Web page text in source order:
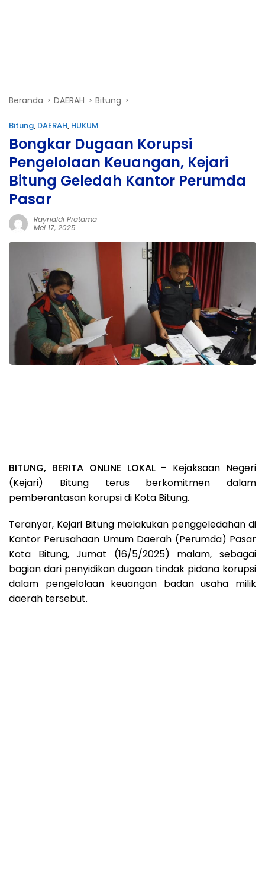
Beranda DAERAH Bitung
Bitung, DAERAH, HUKUM
Bongkar Dugaan Korupsi
Pengelolaan Keuangan, Kejari
Bitung Geledah Kantor Perumda
Pasar
Raynaldi Pratama
Mei 17, 2025
BITUNG, BERITA ONLINE LOKAL– Kejaksaan Negeri
(Kejari) Bitung terus berkomitmen dalam
pemberantasan korupsi di Kota Bitung.
Teranyar, Kejari Bitung melakukan penggeledahan di
Kantor Perusahaan Umum Daerah (Perumda) Pasar
Kota Bitung, Jumat (16/5/2025) malam, sebagai
bagian dari penyidikan dugaan tindak pidana korupsi
dalam pengelolaan keuangan badan usaha milik
daerah tersebut.